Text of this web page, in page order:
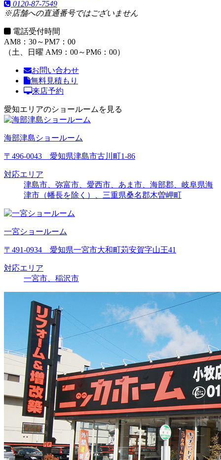
0120-87-7549
※店舗への直通番号ではございません
電話受付時間
AM8：30～PM7：00
（土、日曜 AM9：00～PM6：00）
お問い合わせ
無料見積もり
来店予約
愛知エリアのショールームを見る
海部津島ショールーム
〒496-0043 愛知県津島市古川町1-86
対応エリア
津島市、弥富市、愛西市、あま市、海部郡、岐阜県海
津市（幡長を除く）、三重県桑名郡木曽岬町
一宮ショールーム
〒491-0934 愛知県一宮市大和町苅安賀字山王41
対応エリア
一宮市、稲沢市